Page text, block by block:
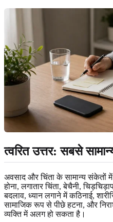
त्वरित उत्तर: सबसे
अवसाद और चिंता के सामान्य संकेतों
होना, लगातार चिंता, बेचैनी,
बदलाव, ध्यान लगाने में कठिनाई,
सामाजिक रूप से पीछे हटना, और
व्यक्ति में अलग हो सकता है।